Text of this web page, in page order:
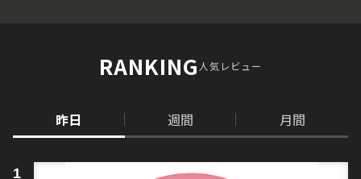
RANKING人気レビュー
昨日 週間 月間